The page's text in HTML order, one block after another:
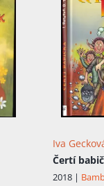
Iva
Čertí
2018 |